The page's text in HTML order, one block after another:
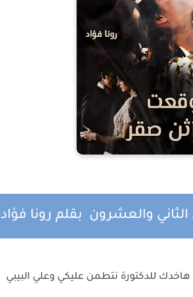
والعشرون بقلم رونا فؤاد
للدكتورة نتطمن عليكي وعلي البيبي